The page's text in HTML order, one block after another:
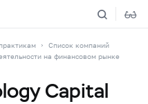
Список компаний
на финансовом рынке
Capital